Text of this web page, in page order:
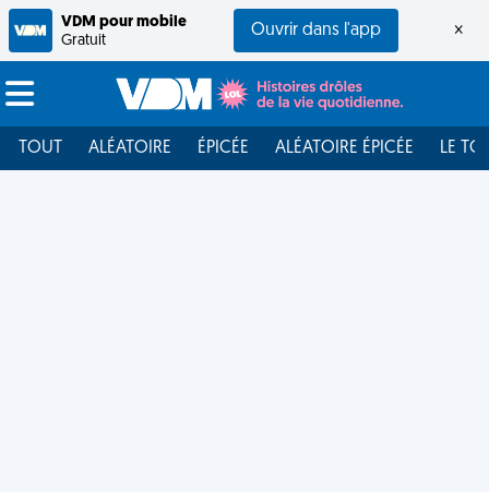
VDM pour mobile
Gratuit
Ouvrir dans l'app ×
TOUT ALÉATOIRE ÉPICÉE ALÉATOIRE ÉPICÉE LE